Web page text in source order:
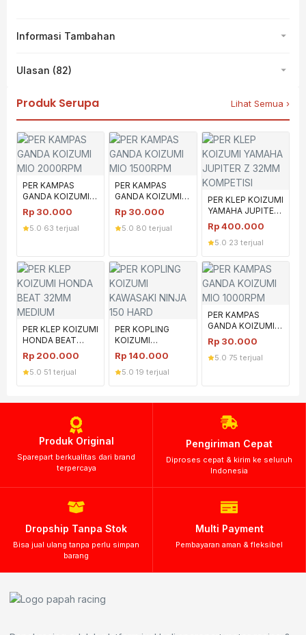
Informasi Tambahan
Ulasan (82)
Produk Serupa Lihat Semua ›
PER KAMPAS
GANDA KOIZUMI
MIO 2000RPM
Rp 30.000
5.0 63 terjual
PER KAMPAS
GANDA KOIZUMI
MIO 1500RPM
Rp 30.000
5.0 80 terjual
PER KLEP KOIZUMI
YAMAHA JUPITER
Z 32MM
KOMPETISI
Rp400.000
5.0 23 terjual
PER KLEP KOIZUMI
HONDA BEAT
32MM MEDIUM
Rp 200.000
5.0 51 terjual
PER KOPLING
KOIZUMI
KAWASAKI NINJA
150 HARD
Rp 140.000
5.0 ·19 terjual
PER KAMPAS
GANDA KOIZUMI
MIO 1000RPM
Rp 30.000
5.0 75 terjual
Produk Original
Sparepart berkualitas dari brand
terpercaya
Pengiriman Cepat
Diproses cepat & kirim ke seluruh
Indonesia
Dropship Tanpa Stok
Bisa jual ulang tanpa perlu simpan
barang
Multi Payment
Pembayaran aman & fleksibel